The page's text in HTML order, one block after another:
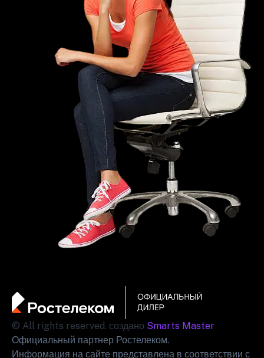
© All rights reserved. создано Smarts Master
Официальный партнер Ростелеком.
Информация на сайте представлена в соответствии с